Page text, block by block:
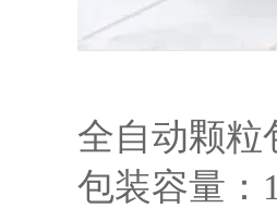
全自动颗粒
包装容量：